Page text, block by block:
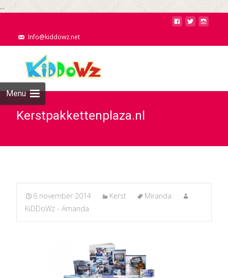
...
Info@kiddowz.net
Menu
Kerstpakkettenplaza.nl
6 november 2014 Kerst
Miranda
KiDDoWz - Amanda